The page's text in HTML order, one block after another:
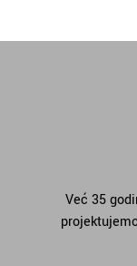
Već 35